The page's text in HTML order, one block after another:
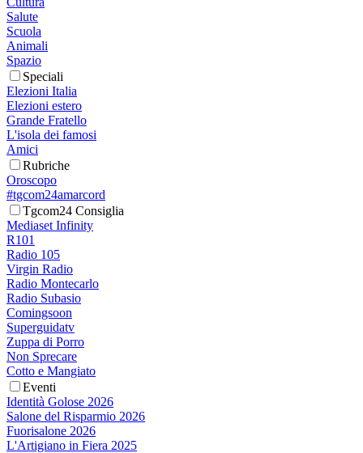
Salute
Scuola
Animali
Spazio
Speciali
Elezioni Italia
Elezioni estero
Grande Fratello
L'isola dei famosi
Amici
Rubriche
Oroscopo
#tgcom24amarcord
Tgcom24 Consiglia
Mediaset Infinity
R101
Radio 105
Virgin Radio
Radio Montecarlo
Radio Subasio
Comingsoon
Superguidatv
Zuppa di Porro
Non Sprecare
Cotto e Mangiato
Eventi
Identità Golose 2026
Salone del Risparmio 2026
Fuorisalone 2026
L'Artigiano in Fiera 2025